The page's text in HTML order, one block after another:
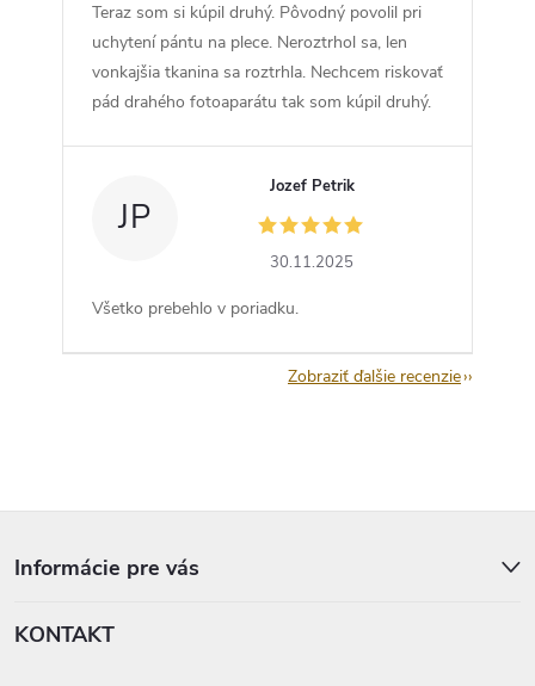
Teraz som si kúpil druhý. Pôvodný povolil pri
uchytení pántu na plece. Neroztrhol sa, len
vonkajšia tkanina sa roztrhla. Nechcem riskovať
pád drahého fotoaparátu tak som kúpil druhý.
JP
Jozef Petrik
30.11.2025
Všetko prebehlo v poriadku.
Zobraziť ďalšie recenzie
Informácie pre vás
KONTAKT